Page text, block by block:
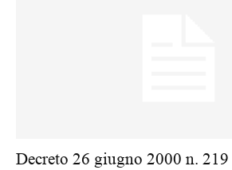
Decreto 26 giugno 2000 n. 219